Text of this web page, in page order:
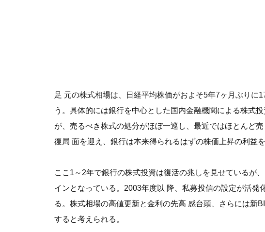
足 元の株式相場は、日経平均株価がおよそ5年7ヶ月ぶり
う。具体的には銀行を中心とした国内金融機関による株式
が、売るべき株式の処分がほぼ一巡し、最近ではほとんど
復局 面を迎え、銀行は本来得られるはずの株価上昇の利益
ここ1～2年で銀行の株式投資は復活の兆しを見せているが
インとなっている。2003年度以 降、私募投信の設定が活
る。株式相場の高値更新と金利の先高 感台頭、さらには新
すると考えられる。